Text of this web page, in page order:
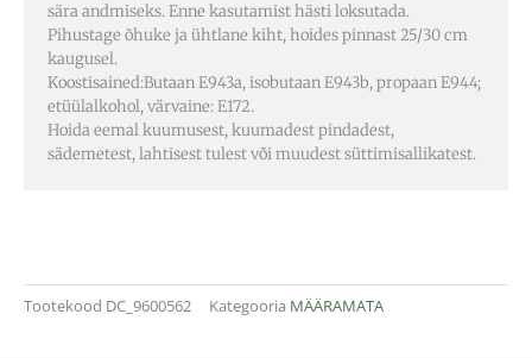
sära andmiseks. Enne kasutamist hästi loksutada.
Pihustage õhuke ja ühtlane kiht, hoides pinnast 25/30 cm
kaugusel.
Koostisained:Butaan E943a, isobutaan E943b, propaan E944;
etüülalkohol, värvaine: E172.
Hoida eemal kuumusest, kuumadest pindadest,
sädemetest, lahtisest tulest või muudest süttimisallikatest.
Tootekood DC_9600562 Kategooria MÄÄRAMATA